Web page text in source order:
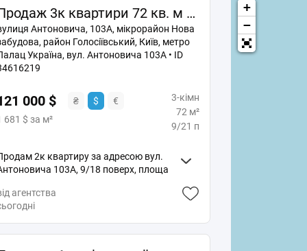
Продаж 3к квартири 72 кв. м на вул. Антоновича 103А • ID 34616219
Антоновича, 103А, мікрорайон Нова
район Голосіївський, Київ, метро
Україна, вул. Антоновича 103А • ID
000 $ ₴ $
€
681 $ за м²
3-кімн
72 м²
9/21 п
2к квартиру за адресою вул.
103А, 9/18 поверх, площа
меблями та технікою
для комфортного
дві засклені лоджії. чудове
центр міста, поруч
метро Палац Україна, торгові центри,
агентства
+
−